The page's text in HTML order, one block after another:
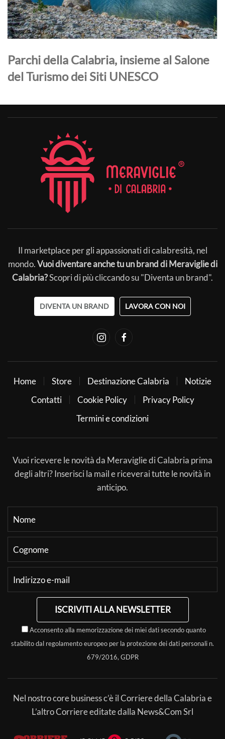
Parchi della Calabria, insieme al Salone
del Turismo dei Siti UNESCO
Il marketplace per gli appassionati di calabresità, nel
mondo.Vuoi diventare anche tu un brand di Meraviglie di
Calabria?Scopri di più cliccando su "Diventa un brand".
DIVENTA UN BRAND LAVORA CON NOI
Home Store Destinazione Calabria
Notizie
Contatti
Cookie Policy
Privacy Policy
Termini e condizioni
Vuoi ricevere le novità da Meraviglie di Calabria prima
degli altri? Inserisci la mail e riceverai tutte le novità in
anticipo.
ISCRIVITI ALLA NEWSLETTER
Acconsento alla memorizzazione dei miei dati secondo quanto
stabilito dal regolamento europeo per la protezione dei dati personali n.
679/2016, GDPR
Nel nostro core business c’è il Corriere della Calabria e
L’altro Corriere editate dalla News&Com Srl